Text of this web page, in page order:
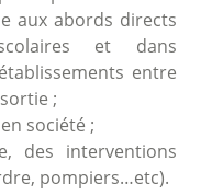
aux abords directs
et dans
entre
;
société ;
des interventions
pompiers…etc).